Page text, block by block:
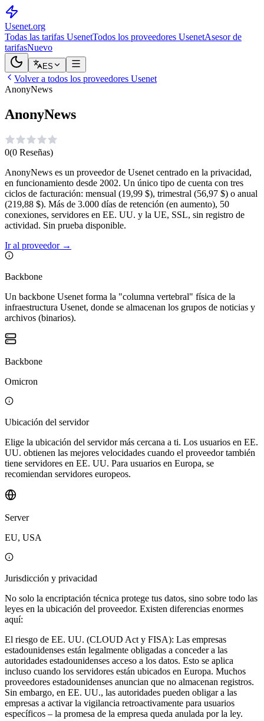
Usenet.org
Todas las tarifas UsenetTodos los proveedores UsenetAsesor de
tarifasNuevo
ES
Volver a todos los proveedores Usenet
AnonyNews
AnonyNews
0(0 Reseñas)
AnonyNews es un proveedor de Usenet centrado en la privacidad,
en funcionamiento desde 2002. Un único tipo de cuenta con tres
ciclos de facturación: mensual (19,99 $), trimestral (56,97 $) o anual
(219,88 $). Más de 3.000 días de retención (en aumento), 50
conexiones, servidores en EE. UU. y la UE, SSL, sin registro de
actividad. Sin prueba disponible.
Ir al proveedor→
Backbone
Un backbone Usenet forma la "columna vertebral" física de la
infraestructura Usenet, donde se almacenan los grupos de noticias y
archivos (binarios).
Backbone
Omicron
Ubicación del servidor
Elige la ubicación del servidor más cercana a ti. Los usuarios en EE.
UU. obtienen las mejores velocidades cuando el proveedor también
tiene servidores en EE. UU. Para usuarios en Europa, se
recomiendan servidores europeos.
Server
EU, USA
Jurisdicción y privacidad
No solo la encriptación técnica protege tus datos, sino sobre todo las
leyes en la ubicación del proveedor. Existen diferencias enormes
aquí:
El riesgo de EE. UU. (CLOUD Act y FISA): Las empresas
estadounidenses están legalmente obligadas a conceder a las
autoridades estadounidenses acceso a los datos. Esto se aplica
incluso cuando los servidores están ubicados en Europa. Muchos
proveedores estadounidenses anuncian que no almacenan registros.
Sin embargo, en EE. UU., las autoridades pueden obligar a las
empresas a activar la vigilancia retroactivamente para usuarios
específicos – la promesa de la empresa queda anulada por la ley.